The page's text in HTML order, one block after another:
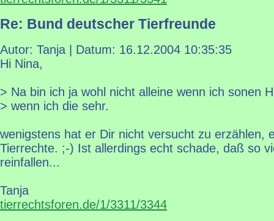
Re: Bund deutscher Tierfreunde
Autor: Tanja | Datum: 16.12.2004 10:35:35
Hi Nina,
> Na bin ich ja wohl nicht alleine wenn ich sonen
> wenn ich die sehr.
wenigstens hat er Dir nicht versucht zu erzählen,
Tierrechte. ;-) Ist allerdings echt schade, daß so
reinfallen...
Tanja
tierrechtsforen.de/1/3311/3344